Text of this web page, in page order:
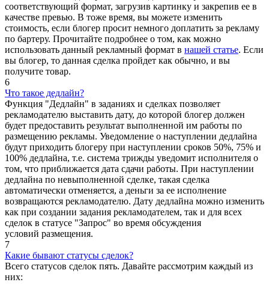
соответствующий формат, загрузив картинку и закрепив ее в
качестве превью. В тоже время, вы можете изменить
стоимость, если блогер просит немного доплатить за рекламу
по бартеру. Прочитайте подробнее о том, как можно
использовать данный рекламный формат в нашей статье. Если
вы блогер, то данная сделка пройдет как обычно, и вы
получите товар.
6
Что такое дедлайн?
Функция "Дедлайн" в заданиях и сделках позволяет
рекламодателю выставить дату, до которой блогер должен
будет предоставить результат выполненной им работы по
размещению рекламы. Уведомление о наступлении дедлайна
будут приходить блогеру при наступлении сроков 50%, 75% и
100% дедлайна, т.е. система трижды уведомит исполнителя о
том, что приближается дата сдачи работы. При наступлении
дедлайна по невыполненной сделке, такая сделка
автоматически отменяется, а деньги за ее исполнение
возвращаются рекламодателю. Дату дедлайна можно изменить
как при создании задания рекламодателем, так и для всех
сделок в статусе "Запрос" во время обсуждения
условий размещения.
7
Какие бывают статусы сделок?
Всего статусов сделок пять. Давайте рассмотрим каждый из
них: